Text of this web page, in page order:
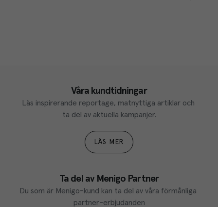
Våra kundtidningar
Läs inspirerande reportage, matnyttiga artiklar och
ta del av aktuella kampanjer.
LÄS MER
Ta del av Menigo Partner
Du som är Menigo-kund kan ta del av våra förmånliga
partner-erbjudanden